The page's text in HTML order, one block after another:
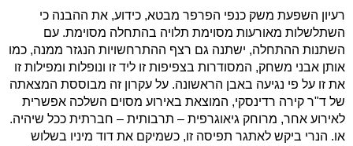
רעיון השפעת משק כנפי הפרפר מבטא, כידוע, את ההבנה כי
השתלשלות מאורעות מסוימת תלויה בהתחלה מסוימת. עם
השתנות ההתחלה, ישתנה גם רצף ההתרחשויות הנגזר ממנה, כמו
אותן אבני משחק, המסודרות בצפיפות זו ליד זו ונופלות ומפילות זו
את זו על פי נגיעה באבן הראשונה. על עקרון זה מבוססת המצאתה
של ד"ר קירה רדינסקי, המוצאת באירוע מסוים השלכה אפשרית
לאירוע אחר, מרוחק גיאוגרפית – תרבותית – חברתית ככל שיהיה.
או. הנרי ביקש לאתגר תפיסה זו, כשמיקם את דוד מיניו בשלוש